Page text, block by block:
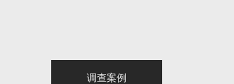
调查案例